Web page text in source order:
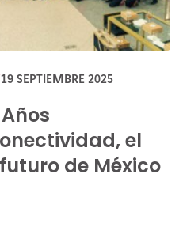
19 SEPTIEMBRE 2025
el
de México